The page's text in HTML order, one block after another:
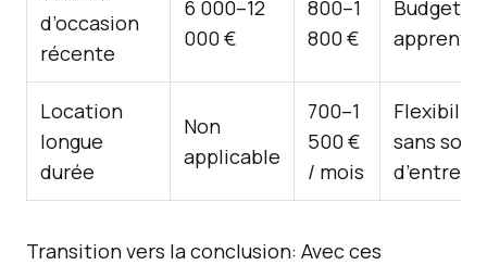
d’occasion
récente
6 000–12
000 €
800–1
800 €
Budget
Location
longue
durée
Non
applicable
700–1
500 €
/ mois
sans
Transition vers la conclusion: Avec ces